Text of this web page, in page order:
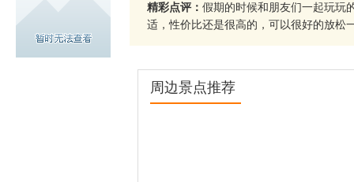
精彩点评： 假期的时候和朋友们一起玩玩
适，性价比还是很高的，可以很好的放松
周边景点推荐